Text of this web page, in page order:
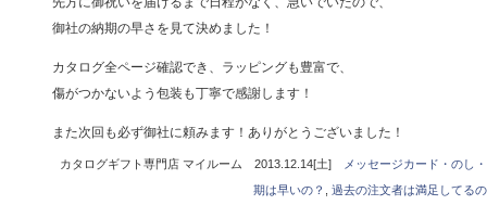
御社の納期の早さを見て決めました！
カタログ全ページ確認でき、ラッピングも豊富で、
傷がつかないよう包装も丁寧で感謝します！
また次回も必ず御社に頼みます！ありがとうございました！
カタログギフト専門店 マイルーム 2013.12.14[土]
メッセージカード・のし
期は早いの？
過去の注文者は満足してる